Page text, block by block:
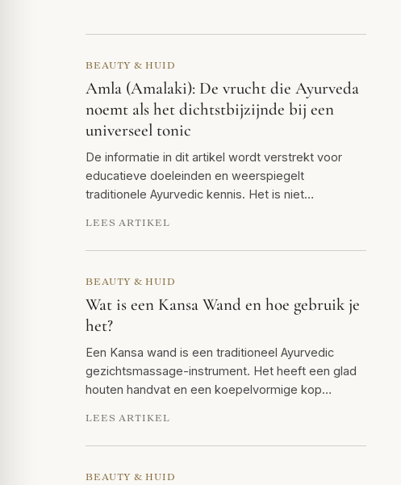
BEAUTY & HUID
Amla (Amalaki): De vrucht die Ayurveda
noemt als het dichtstbijzijnde bij een
universeel tonic
De informatie in dit artikel wordt verstrekt voor
educatieve doeleinden en weerspiegelt
traditionele Ayurvedic kennis. Het is niet…
LEES ARTIKEL
BEAUTY & HUID
Wat is een Kansa Wand en hoe gebruik je
het?
Een Kansa wand is een traditioneel Ayurvedic
gezichtsmassage-instrument. Het heeft een glad
houten handvat en een koepelvormige kop…
LEES ARTIKEL
BEAUTY & HUID